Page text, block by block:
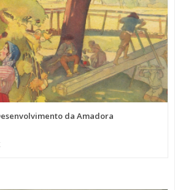
da Amadora